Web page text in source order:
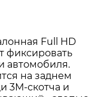
Full HD
фиксировать
автомобиля.
на заднем
3М-скотча и